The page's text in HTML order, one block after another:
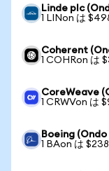
Linde plc
1 LINon は
Coherent
1 COHRon は
CoreWeave
1 CRWVon は
Boeing (Ondo
1 BAon は